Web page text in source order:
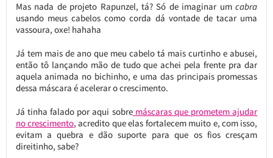
Mas nada de projeto Rapunzel, tá? Só de imaginar umcabra
usando meus cabelos como corda dá vontade de tacar uma
vassoura, oxe! hahaha
Já tem mais de ano que meu cabelo tá mais curtinho e abusei,
então tô lançando mão de tudo que achei pela frente pra dar
aquela animada no bichinho, e uma das principais promessas
dessa máscara é acelerar o crescimento.
Já tinha falado por aqui sobremáscaras que prometem ajudar
no crescimento, acredito que elas fortalecem muito e, com isso,
evitam a quebra e dão suporte para que os fios cresçam
direitinho, sabe?